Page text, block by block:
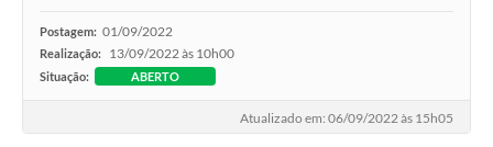
Postagem: 01/09/2022
Realização: 13/09/2022 às 10h00
Situação: ABERTO
Atualizado em: 06/09/2022 às 15h05